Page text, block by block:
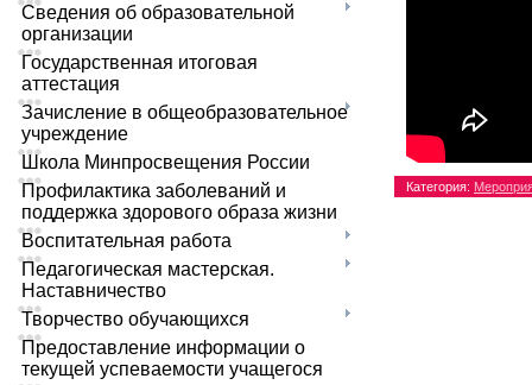
Сведения об образовательной
организации
Государственная итоговая
аттестация
Зачисление в общеобразовательное
учреждение
Школа Минпросвещения России
Профилактика заболеваний и
поддержка здорового образа жизни
Воспитательная работа
Педагогическая мастерская.
Наставничество
Творчество обучающихся
Предоставление информации о
текущей успеваемости учащегося
Категория: